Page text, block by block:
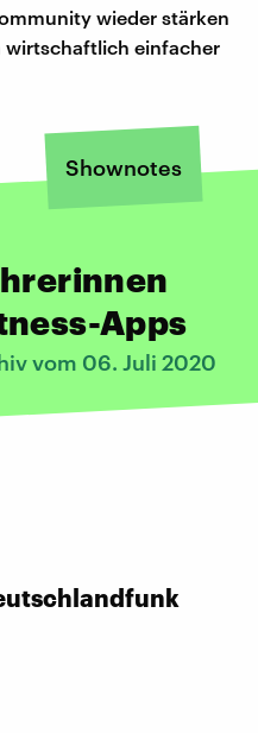
wieder stärken
wirtschaftlich einfacher
Shownotes
Apps
vom 06. Juli 2020